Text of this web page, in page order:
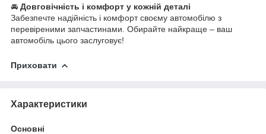
🚘 Довговічність і комфорт у кожній деталі
Забезпечте надійність і комфорт своєму автомобілю з
перевіреними запчастинами. Обирайте найкраще – ваш
автомобіль цього заслуговує!
Приховати
Характеристики
Основні